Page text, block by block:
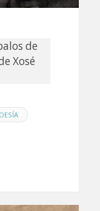
de
Xosé
,